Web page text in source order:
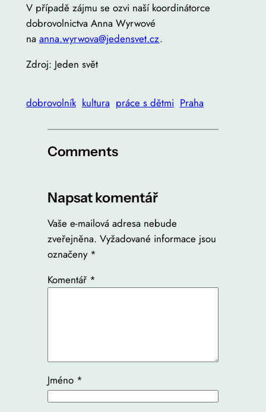
V případě zájmu se ozvi naší koordinátorce
dobrovolnictva Anna Wyrwové
na anna.wyrwova@jedensvet.cz.
Zdroj: Jeden svět
dobrovolník kultura práce s dětmi Praha
Comments
Napsat komentář
Vaše e-mailová adresa nebude
zveřejněna. Vyžadované informace jsou
označeny *
Komentář *
Jméno *